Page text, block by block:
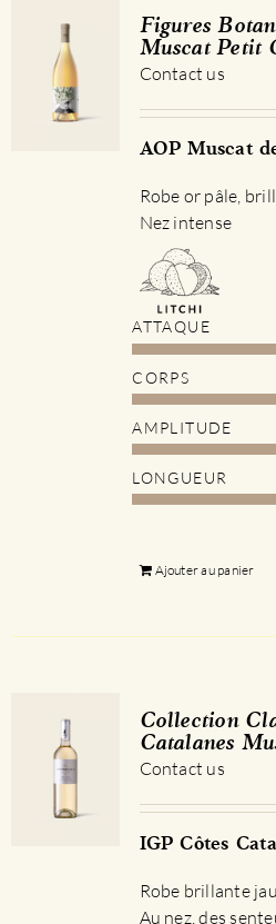
Figures
Muscat Petit
Contact us
AOP Muscat
Robe or pâle,
Nez intense
ATTAQUE
CORPS
AMPLITUDE
LONGUEUR
Ajouter au panier
Collection
Catalanes
Contact us
IGP Côtes
Robe brillante
Au nez, des